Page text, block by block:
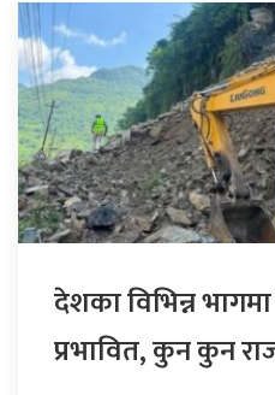
देशका विभिन्न
प्रभावित, कुन कुन